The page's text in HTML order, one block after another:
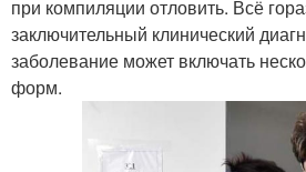
при компиляции отловить. Всё
заключительный клинический
заболевание может включать
форм.